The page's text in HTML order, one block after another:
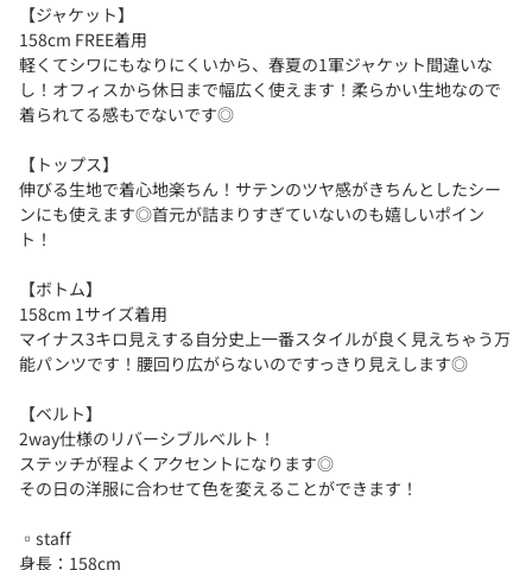
【ジャケット】
158cm FREE着用
軽くてシワにもなりにくいから、春夏の1軍ジャケット間違いな
し！オフィスから休日まで幅広く使えます！柔らかい生地なので
着られてる感もでないです◎
【トップス】
伸びる生地で着心地楽ちん！サテンのツヤ感がきちんとしたシー
ンにも使えます◎首元が詰まりすぎていないのも嬉しいポイン
ト！
【ボトム】
158cm 1サイズ着用
マイナス3キロ見えする自分史上一番スタイルが良く見えちゃう万
能パンツです！腰回り広がらないのですっきり見えします◎
【ベルト】
2way仕様のリバーシブルべルト！
ステッチが程よくアクセントになります◎
その日の洋服に合わせて色を変えることができます！
▫︎staff
身長：158cm